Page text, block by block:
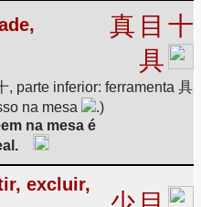
真 目 十
具
, parte inferior: ferramenta 具
na mesa
.)
na mesa é
excluir,